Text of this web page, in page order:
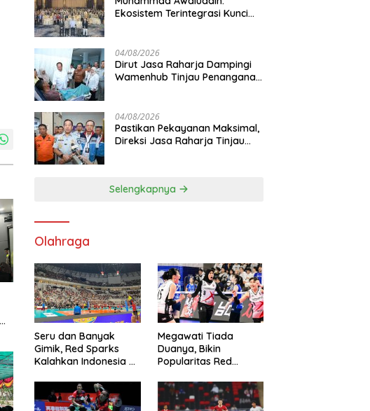
Ekosistem Terintegrasi Kunci
masyarakat
04/08/2026
Dirut Jasa Raharja Dampingi
Wamenhub Tinjau Penanganan
04/08/2026
Pastikan Pekayanan Maksimal,
Direksi Jasa Raharja Tinjau
Selengkapnya
Olahraga
Seru dan Banyak
Gimik, Red Sparks
Kalahkan Indonesia All
Megawati Tiada
Duanya, Bikin
Popularitas Red